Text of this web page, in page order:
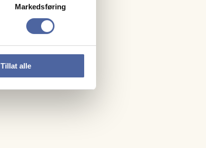
Markedsføring
Tillat alle